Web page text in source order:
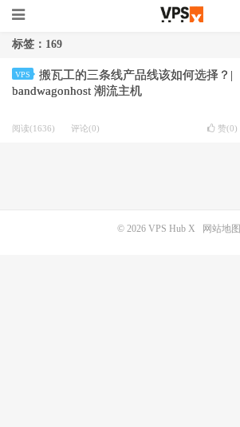
标签：169
VPS
搬瓦工的三条线产品线该如何选择？|
bandwagonhost 潮流主机
阅读(1636) 评论(0) 赞(0)
© 2026 VPS Hub X 网站地图